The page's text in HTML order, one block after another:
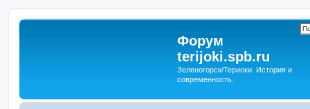
Форум
terijoki.spb.ru
Зеленогорск/Териоки. История и
современность.